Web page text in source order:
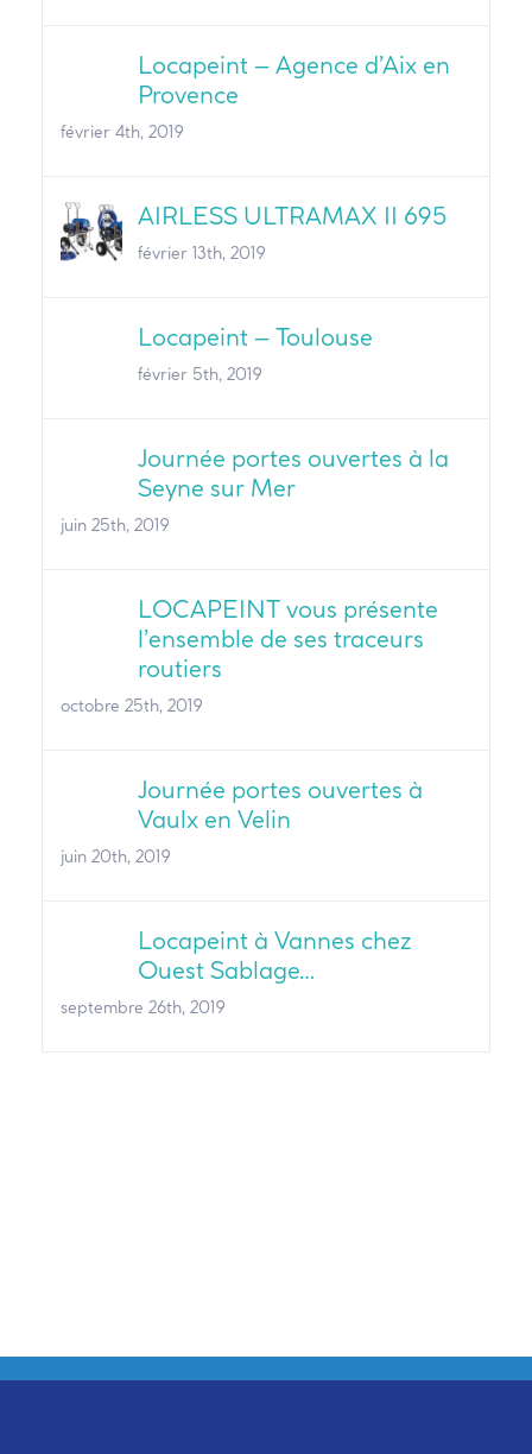
Locapeint – Agence d’Aix en
Provence
février 4th, 2019
AIRLESS ULTRAMAX II 695
février 13th, 2019
Locapeint – Toulouse
février 5th, 2019
Journée portes ouvertes à la
Seyne sur Mer
juin 25th, 2019
LOCAPEINT vous présente
l’ensemble de ses traceurs
routiers
octobre 25th, 2019
Journée portes ouvertes à
Vaulx en Velin
juin 20th, 2019
Locapeint à Vannes chez
Ouest Sablage…
septembre 26th, 2019